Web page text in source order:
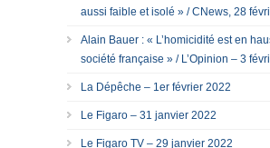
aussi faible et isolé » / CNews, 28
Alain Bauer : « L’homicidité est en
société française » / L’Opinion – 3
La Dépêche – 1er février 2022
Le Figaro – 31 janvier 2022
Le Figaro TV – 29 janvier 2022